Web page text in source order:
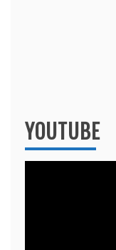
YOUTUBE